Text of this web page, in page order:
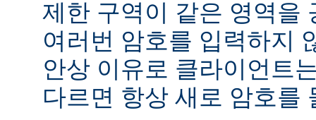
제한 구역이 같은 영역을
여러번 암호를 입력하지
안상 이유로 클라이언트
다르면 항상 새로 암호를